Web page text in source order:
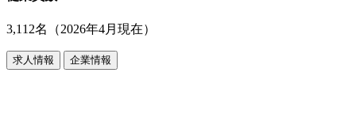
3,112名（2026年4月現在）
求人情報 企業情報